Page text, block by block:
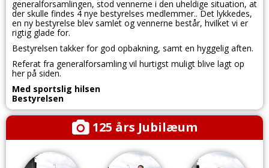
generalforsamlingen, stod vennerne i den uheldige situation, at
der skulle findes 4 nye bestyrelses medlemmer.. Det lykkedes,
en ny bestyrelse blev samlet og vennerne består, hvilket vi er
rigtig glade for.
Bestyrelsen takker for god opbakning, samt en hyggelig aften.
Referat fra generalforsamling vil hurtigst muligt blive lagt op
her på siden.
Med sportslig hilsen
Bestyrelsen
125 års Jubilæum